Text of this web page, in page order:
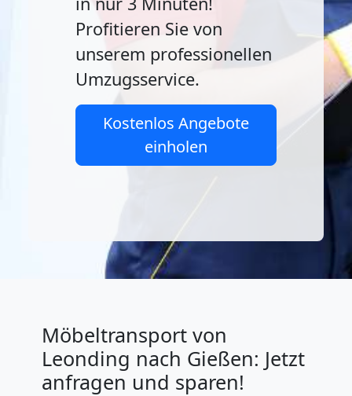
Profitieren Sie von
unserem professionellen
Umzugsservice.
Kostenlos Angebote
einholen
Möbeltransport von
Leonding nach Gießen: Jetzt
anfragen und sparen!